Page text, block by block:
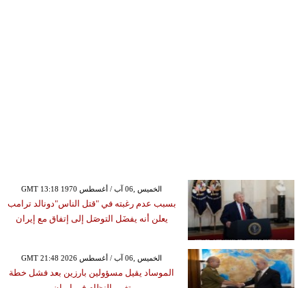
GMT 13:18 1970 الخميس ,06 آب / أغسطس
بسبب عدم رغبته في "قتل الناس"دونالد ترامب
يعلن أنه يفضَل التوصَل إلى إتفاق مع إيران
GMT 21:48 2026 الخميس ,06 آب / أغسطس
الموساد يقيل مسؤولين بارزين بعد فشل خطة